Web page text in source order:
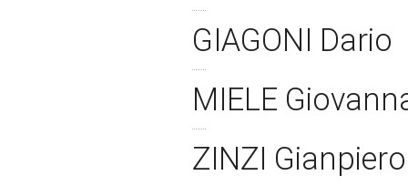
GIAGONI Dario
MIELE
ZINZI